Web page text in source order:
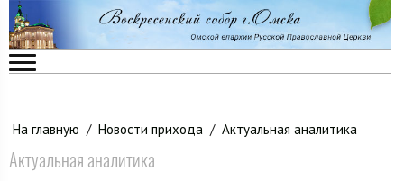
На главную / Новости прихода / Актуальная аналитика
Актуальная аналитика